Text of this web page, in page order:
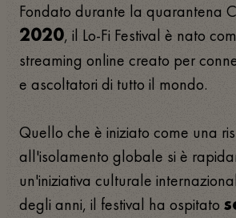
Fondato durante la quarantena
2020, il Lo-Fi Festival è nato
streaming online creato per
e ascoltatori di tutto il mondo.
Quello che è iniziato come una
all'isolamento globale si è
un'iniziativa culturale
degli anni, il festival ha ospitato